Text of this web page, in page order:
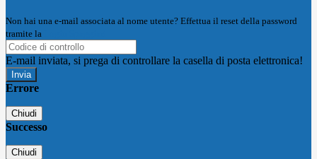
Non hai una e-mail associata al nome utente? Effettua il reset della password
tramite la
E-mail inviata, si prega di controllare la casella di posta elettronica!
Errore
Chiudi
Successo
Chiudi